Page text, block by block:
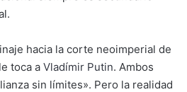
hacia la corte neoimperial de
toca a Vladímir Putin. Ambos
sin límites». Pero la realidad